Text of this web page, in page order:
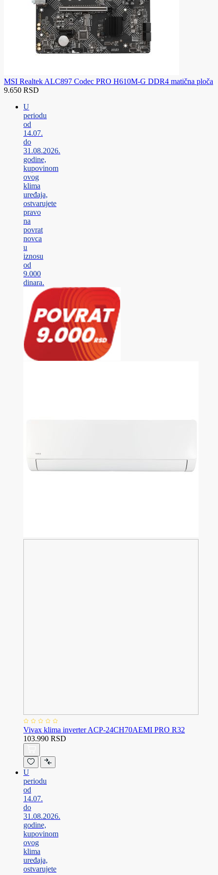
MSI Realtek ALC897 Codec PRO H610M-G DDR4 matična ploča
9.650 RSD
U
periodu
od
14.07.
do
31.08.2026.
godine,
kupovinom
ovog
klima
uređaja,
ostvarujete
pravo
na
povrat
novca
u
iznosu
od
9.000
dinara.
Vivax klima inverter ACP-24CH70AEMI PRO R32
103.990 RSD
U
periodu
od
14.07.
do
31.08.2026.
godine,
kupovinom
ovog
klima
uređaja,
ostvarujete